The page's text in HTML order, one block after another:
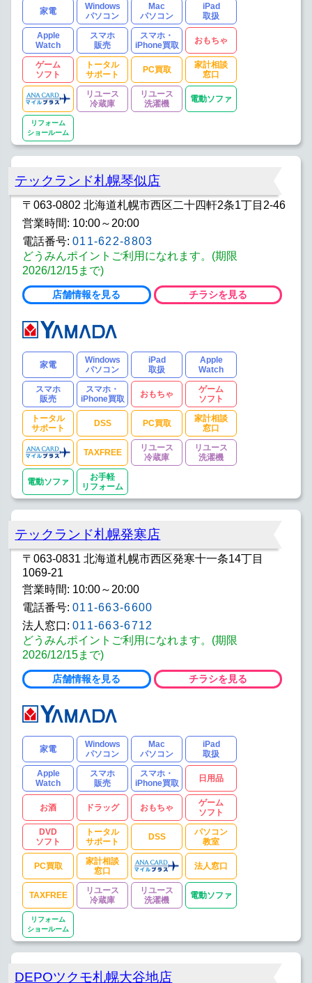
家電
Windows
パソコン
Mac
パソコン
iPad
取扱
Apple
Watch
スマホ
販売
スマホ・
iPhone買取
おもちゃ
ゲーム
ソフト
トータル
サポート
PC買取
家計相談
窓口
リユース
冷蔵庫
リユース
洗濯機
電動ソファ
リフォーム
ショールーム
テックランド札幌琴似店
〒063-0802 北海道札幌市西区二十四軒2条1丁目2-46
営業時間: 10:00～20:00
電話番号: 011-622-8803
どうみんポイントご利用になれます。(期限
2026/12/15まで)
店舗情報を見る チラシを見る
家電
Windows
パソコン
iPad
取扱
Apple
Watch
スマホ
販売
スマホ・
iPhone買取
おもちゃ
ゲーム
ソフト
トータル
サポート
DSS PC買取
家計相談
窓口
TAXFREE
リユース
冷蔵庫
リユース
洗濯機
電動ソファ
お手軽
リフォーム
テックランド札幌発寒店
〒063-0831 北海道札幌市西区発寒十一条14丁目
1069-21
営業時間: 10:00～20:00
電話番号: 011-663-6600
法人窓口: 011-663-6712
どうみんポイントご利用になれます。(期限
2026/12/15まで)
店舗情報を見る チラシを見る
家電
Windows
パソコン
Mac
パソコン
iPad
取扱
Apple
Watch
スマホ
販売
スマホ・
iPhone買取
日用品
お酒 ドラッグ おもちゃ
ゲーム
ソフト
DVD
ソフト
トータル
サポート
DSS
パソコン
教室
PC買取
家計相談
窓口
法人窓口
TAXFREE
リユース
冷蔵庫
リユース
洗濯機
電動ソファ
リフォーム
ショールーム
DEPOツクモ札幌大谷地店